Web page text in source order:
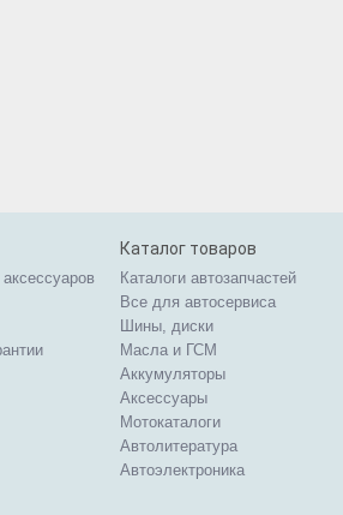
Каталог товаров
Каталоги автозапчастей
Все для автосервиса
Шины, диски
Масла и ГСМ
Аккумуляторы
Аксессуары
Мотокаталоги
Автолитература
Автоэлектроника